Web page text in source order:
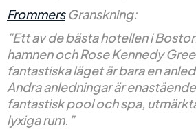
FrommersGranskning:
”Ett av de bästa hotellen i
hamnen och Rose Kennedy
fantastiska läget är bara en
Andra anledningar är
fantastisk pool och spa,
lyxiga rum.”